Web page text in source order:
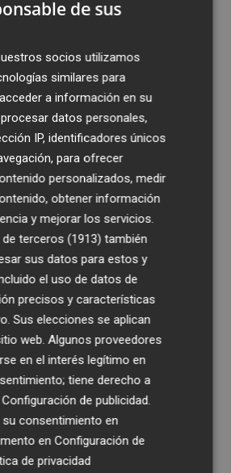
de sus
socios utilizamos
similares para
a información en su
datos personales,
IP, identificadores únicos
para ofrecer
personalizados, medir
obtener información
y mejorar los servicios.
terceros (1913) también
sus datos para estos y
el uso de datos de
precisos y características
Sus elecciones se aplican
web. Algunos proveedores
en el interés legítimo en
tiene derecho a
Configuración de publicidad
su consentimiento en
enConfiguración de
de privacidad